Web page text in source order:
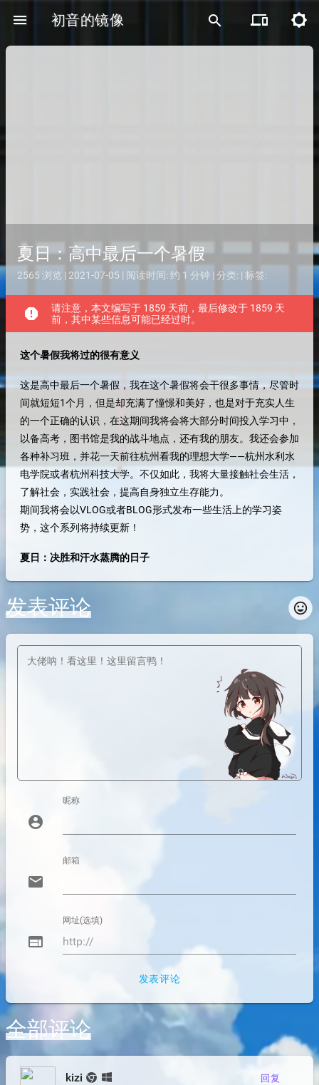
menu 初音的镜像 search devices brightness_5
夏日：高中最后一个暑假
2565 浏览 | 2021-07-05 | 阅读时间: 约 1 分钟 | 分类: | 标签:
report
请注意，本文编写于 1859 天前，最后修改于 1859 天
前，其中某些信息可能已经过时。
这个暑假我将过的很有意义
这是高中最后一个暑假，我在这个暑假将会干很多事情，尽管时
间就短短1个月，但是却充满了憧憬和美好，也是对于充实人生
的一个正确的认识，在这期间我将会将大部分时间投入学习中，
以备高考，图书馆是我的战斗地点，还有我的朋友。我还会参加
各种补习班，并花一天前往杭州看我的理想大学——杭州水利水
电学院或者杭州科技大学。不仅如此，我将大量接触社会生活，
了解社会，实践社会，提高自身独立生存能力。
期间我将会以VLOG或者BLOG形式发布一些生活上的学习姿
势，这个系列将持续更新！
夏日：决胜和汗水蒸腾的日子
insert_emoticon
发表评论
account_circle
昵称
email
邮箱
web
网址(选填)
发表评论
全部评论
kizi 回复